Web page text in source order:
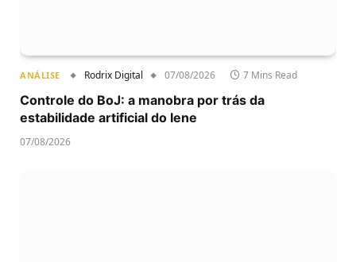
ANÁLISE Rodrix Digital 07/08/2026 7 Mins Read
Controle do BoJ: a manobra por trás da
estabilidade artificial do Iene
07/08/2026